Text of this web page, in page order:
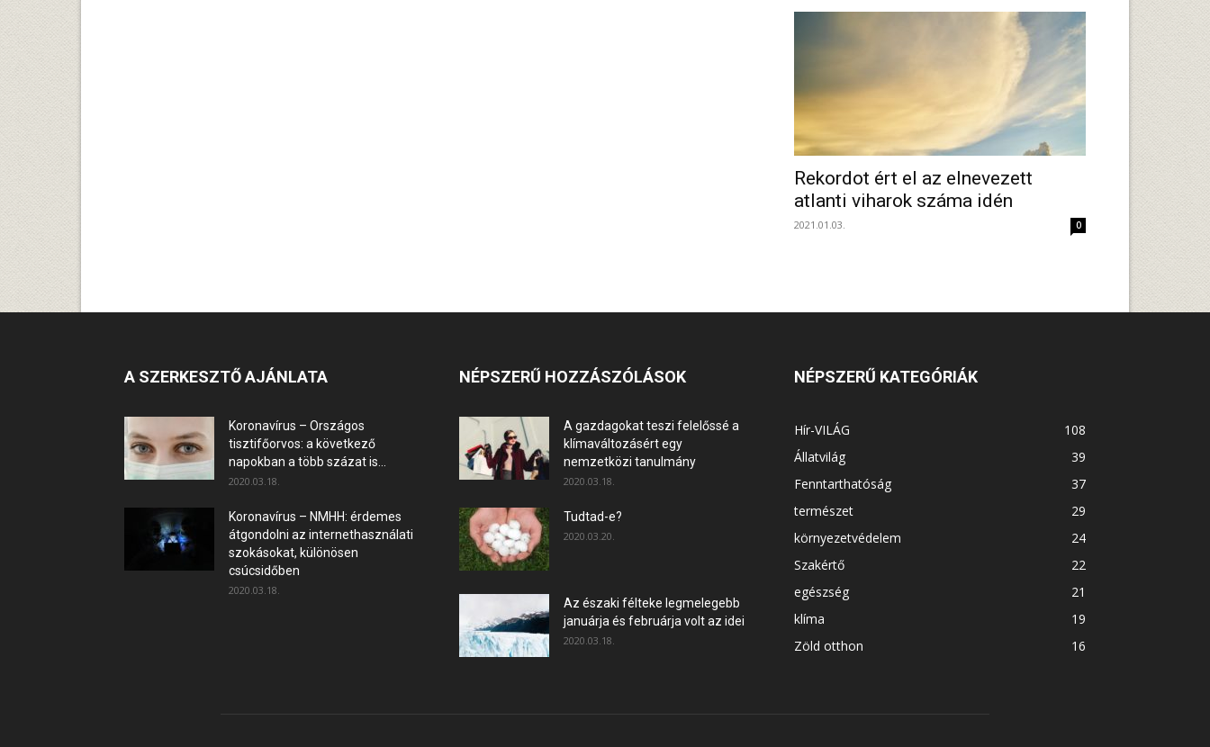
Rekordot ért el az elnevezett
atlanti viharok száma idén
2021.01.03. 0
A SZERKESZTŐ AJÁNLATA
Koronavírus – Országos
tisztifőorvos: a következő
napokban a több százat is...
2020.03.18.
Koronavírus – NMHH: érdemes
átgondolni az internethasználati
szokásokat, különösen
csúcsidőben
2020.03.18.
NÉPSZERŰ HOZZÁSZÓLÁSOK
A gazdagokat teszi felelőssé a
klímaváltozásért egy
nemzetközi tanulmány
2020.03.18.
Tudtad-e?
2020.03.20.
Az északi félteke legmelegebb
januárja és februárja volt az idei
2020.03.18.
NÉPSZERŰ KATEGÓRIÁK
Hír-VILÁG
108
Állatvilág
39
Fenntarthatóság
37
természet
29
környezetvédelem
24
Szakértő
22
egészség
21
klíma
19
Zöld otthon
16